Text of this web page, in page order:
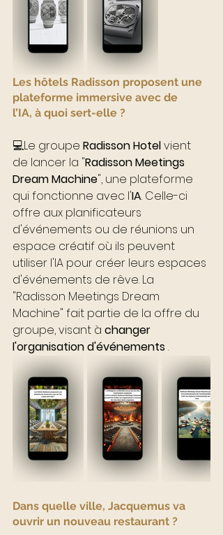
Les hôtels Radisson proposent une
plateforme immersive avec de
l’IA, à quoi sert-elle ?
💻Le groupe Radisson Hotel vient
de lancer la "Radisson Meetings
Dream Machine", une plateforme
qui fonctionne avec l'IA. Celle-ci
offre aux planificateurs
d'événements ou de réunions un
espace créatif où ils peuvent
utiliser l'IA pour créer leurs espaces
d'événements de rêve. La
"Radisson Meetings Dream
Machine" fait partie de la offre du
groupe, visant à changer
l'organisation d'événements .
Dans quelle ville, Jacquemus va
ouvrir un nouveau restaurant ?